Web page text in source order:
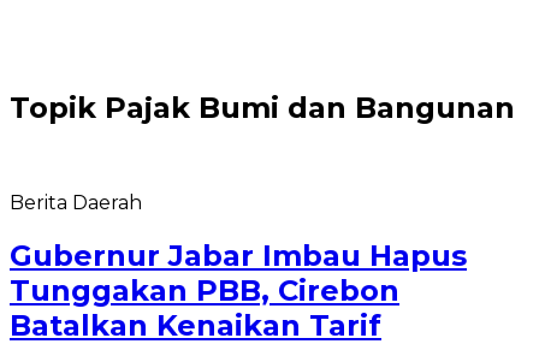
Topik Pajak Bumi dan Bangunan
Berita Daerah
Gubernur Jabar Imbau Hapus
Tunggakan PBB, Cirebon
Batalkan Kenaikan Tarif